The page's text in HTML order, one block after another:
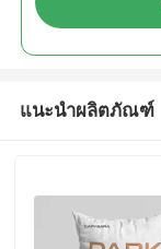
แนะนำผลิตภัณฑ์